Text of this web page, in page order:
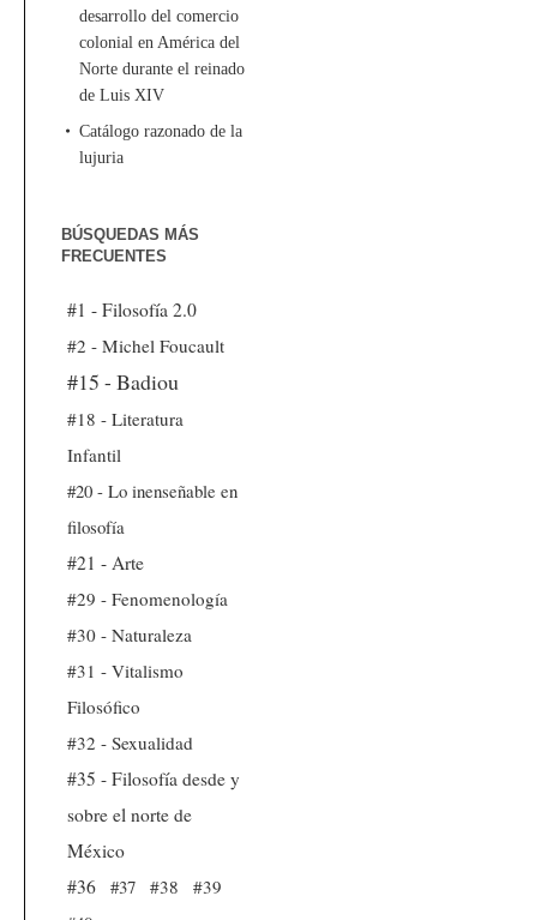
desarrollo del comercio
colonial en América del
Norte durante el reinado
de Luis XIV
Catálogo razonado de la
lujuria
BÚSQUEDAS MÁS
FRECUENTES
#1 - Filosofía 2.0
#2 - Michel Foucault
#15 - Badiou
#18 - Literatura
Infantil
#20 - Lo inenseñable en
filosofía
#21 - Arte
#29 - Fenomenología
#30 - Naturaleza
#31 - Vitalismo
Filosófico
#32 - Sexualidad
#35 - Filosofía desde y
sobre el norte de
México
#36
#37 #38
#39